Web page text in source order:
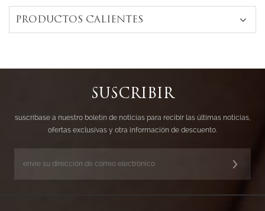
PRODUCTOS CALIENTES
SUSCRIBIR
suscríbase a nuestro boletín de noticias para recibir las últimas noticias,
ofertas exclusivas y otra información de descuento.